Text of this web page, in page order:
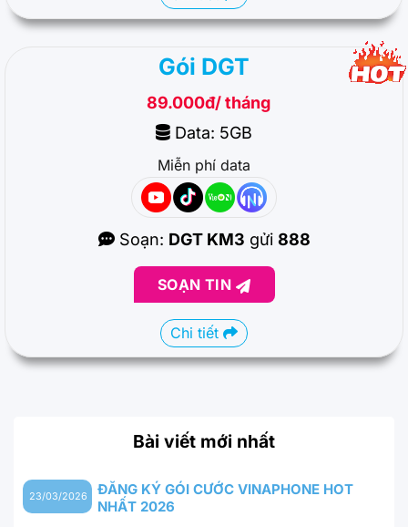
Gói DGT
89.000đ/ tháng
Data: 5GB
Miễn phí data
Soạn: DGT KM3 gửi 888
SOẠN TIN
Chi tiết
Bài viết mới nhất
ĐĂNG KÝ GÓI CƯỚC VINAPHONE HOT
NHẤT 2026
23/03/2026